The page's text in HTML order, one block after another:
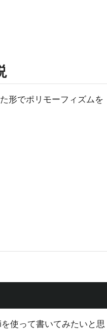
形でポリモーフィズムを
使って書いてみたいと思